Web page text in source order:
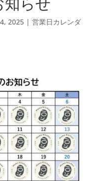
2025| 営業日カレンダ